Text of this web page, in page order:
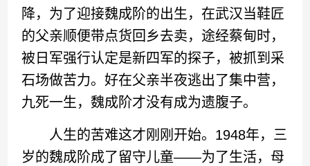
降，为了迎接魏成阶的出生，在武汉当鞋匠
的父亲顺便带点货回乡去卖，途经蔡甸时，
被日军强行认定是新四军的探子，被抓到采
石场做苦力。好在父亲半夜逃出了集中营，
九死一生，魏成阶才没有成为遗腹子。
人生的苦难这才刚刚开始。1948年，三
岁的魏成阶成了留守儿童——为了生活，母